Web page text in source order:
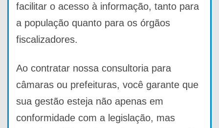
facilitar o acesso à informação, tanto para
a população quanto para os órgãos
fiscalizadores.
Ao contratar nossa consultoria para
câmaras ou prefeituras, você garante que
sua gestão esteja não apenas em
conformidade com a legislação, mas